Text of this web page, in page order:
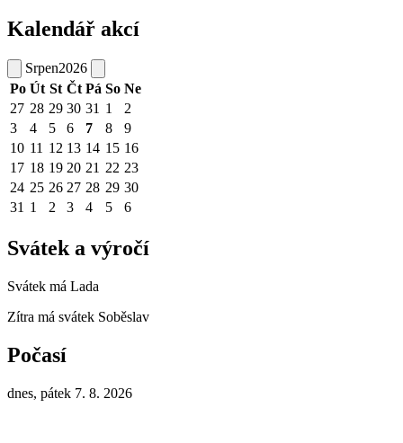
Kalendář akcí
Srpen2026
Po Út St Čt Pá So Ne
27 28 29 30 31 1
2
3
4 5 6 7 8
9
10 11 12 13 14 15 16
17 18 19 20 21 22 23
24 25 26 27 28 29 30
31 1 2 3 4 5 6
Svátek a výročí
Svátek má Lada
Zítra má svátek Soběslav
Počasí
dnes, pátek 7. 8. 2026